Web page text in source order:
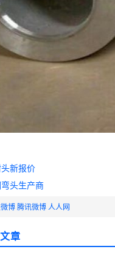
新报价
头生产商
博腾讯微博 人人网
章